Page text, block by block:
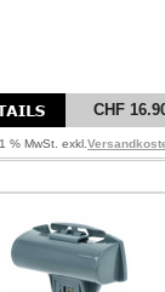
CHF
% MwSt. exkl.